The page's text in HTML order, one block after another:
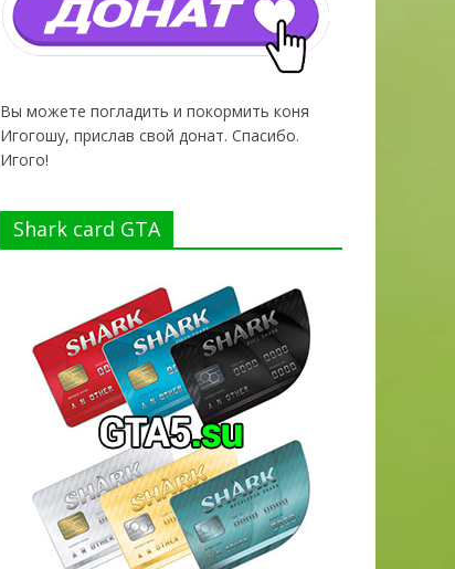
Вы можете погладить и покормить коня
Игогошу, прислав свой донат. Спасибо.
Игого!
Shark card GTA